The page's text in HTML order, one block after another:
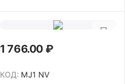
1 766.00₽
КОД: MJ1 NV